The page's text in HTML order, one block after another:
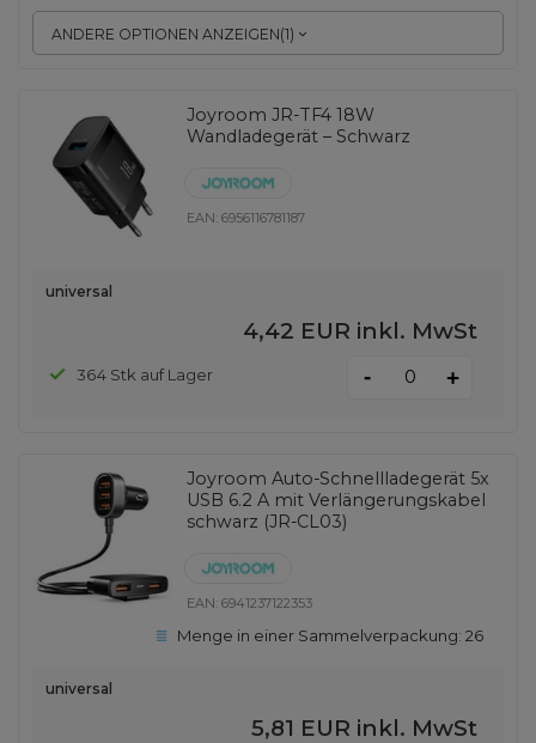
ANDERE OPTIONEN ANZEIGEN(1)
Joyroom JR-TF4 18W
Wandladegerät – Schwarz
EAN:6956116781187
universal
4,42 EUR inkl. MwSt
364 Stk auf Lager - +
Joyroom Auto-Schnellladegerät 5x
USB 6.2 A mit Verlängerungskabel
schwarz (JR-CL03)
EAN:6941237122353
Menge in einer Sammelverpackung:26
universal
5,81 EUR inkl. MwSt